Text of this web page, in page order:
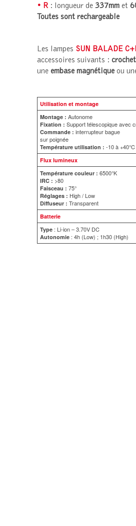
• R : longueur de337mmet
Toutes sont rechargeable
Les lampes SUN BALADE
accessoires suivants :
une embase magnétiqueou
Utilisation et montage
Montage :Autonome
Fixation :Support télescopique avec
Commande :interrupteur bague
sur poignée
Température utilisation : -10 à +40°C
Flux lumineux
Température couleur : 6500°K
IRC : >80
Faisceau :75°
Réglages : High / Low
Diffuseur : Transparent
Batterie
Type : Li-ion – 3.70V DC
Autonomie : 4h (Low) ; 1h30 (High)